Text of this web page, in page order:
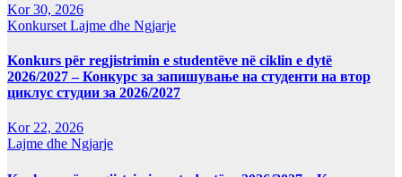
Kor 30, 2026
Konkurset Lajme dhe Ngjarje
Konkurs për regjistrimin e studentëve në ciklin e dytë
2026/2027 – Конкурс за запишување на студенти на втор
циклус студии за 2026/2027
Kor 22, 2026
Lajme dhe Ngjarje